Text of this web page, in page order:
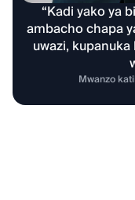
“Kadi yako ya
ambacho chapa
uwazi,
Mwanzo